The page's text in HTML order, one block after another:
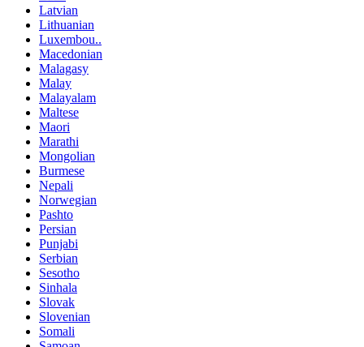
Latvian
Lithuanian
Luxembou..
Macedonian
Malagasy
Malay
Malayalam
Maltese
Maori
Marathi
Mongolian
Burmese
Nepali
Norwegian
Pashto
Persian
Punjabi
Serbian
Sesotho
Sinhala
Slovak
Slovenian
Somali